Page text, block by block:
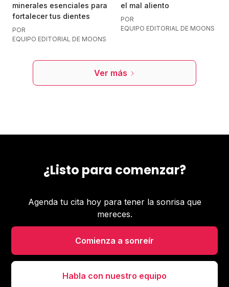
minerales esenciales para
fortalecer tus dientes
POR
EQUIPO EDITORIAL DE MOONS
el mal aliento
POR
EQUIPO EDITORIAL DE MOONS
Ver más
¿Listo para comenzar?
Agenda tu cita hoy para tener la sonrisa que
mereces.
Comienza a sonreír
Habla con nuestro equipo